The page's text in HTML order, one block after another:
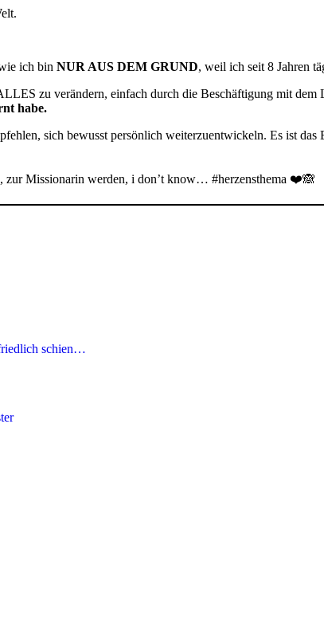
ich bin NUR AUS DEM GRUND, weil ich seit 8 Jahren
zu verändern, einfach durch die Beschäftigung mit
habe.
sich bewusst persönlich weiterzuentwickeln. Es ist
zur Missionarin werden, i don’t know… #herzensthema ❤️🙈
schien…